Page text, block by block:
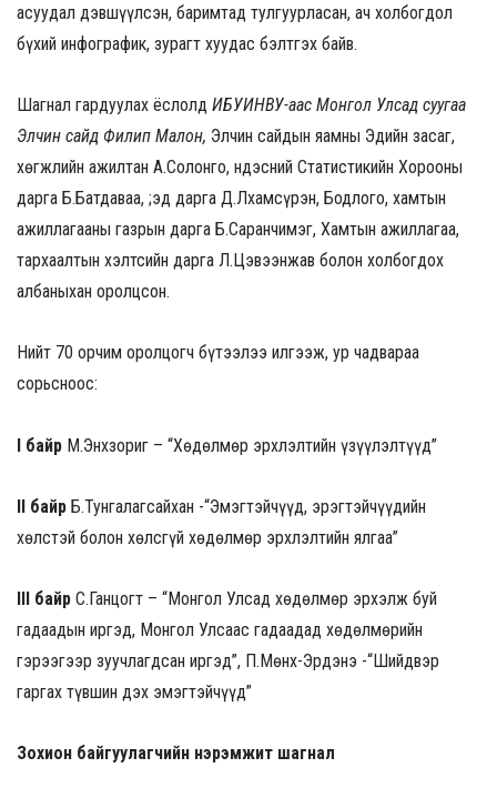
асуудал дэвшүүлсэн, баримтад тулгуурласан, ач холбогдол
бүхий инфографик, зурагт хуудас бэлтгэх байв.
Шагнал гардуулах ёслолд ИБУИНВУ-аас Монгол Улсад суугаа
Элчин сайд Филип Малон, Элчин сайдын яамны Эдийн засаг,
хөгжлийн ажилтан А.Солонго, Үндэсний Статистикийн Хорооны
дарга Б.Батдаваа, ;эд дарга Д.Лхамсүрэн, Бодлого, хамтын
ажиллагааны газрын дарга Б.Саранчимэг, Хамтын ажиллагаа,
тархаалтын хэлтсийн дарга Л.Цэвээнжав болон холбогдох
албаныхан оролцсон.
Нийт 70 орчим оролцогч бүтээлээ илгээж, ур чадвараа
сорьсноос:
I байр М.Энхзориг – “Хөдөлмөр эрхлэлтийн үзүүлэлтүүд”
II байр Б.Тунгалагсайхан -“Эмэгтэйчүүд, эрэгтэйчүүдийн
хөлстэй болон хөлсгүй хөдөлмөр эрхлэлтийн ялгаа”
III байр С.Ганцогт – “Монгол Улсад хөдөлмөр эрхэлж буй
гадаадын иргэд, Монгол Улсаас гадаадад хөдөлмөрийн
гэрээгээр зуучлагдсан иргэд”, П.Мөнх-Эрдэнэ -“Шийдвэр
гаргах түвшин дэх эмэгтэйчүүд”
Зохион байгуулагчийн нэрэмжит шагнал